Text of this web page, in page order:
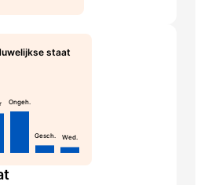
staat
Ongeh.
Gesch. Wed.